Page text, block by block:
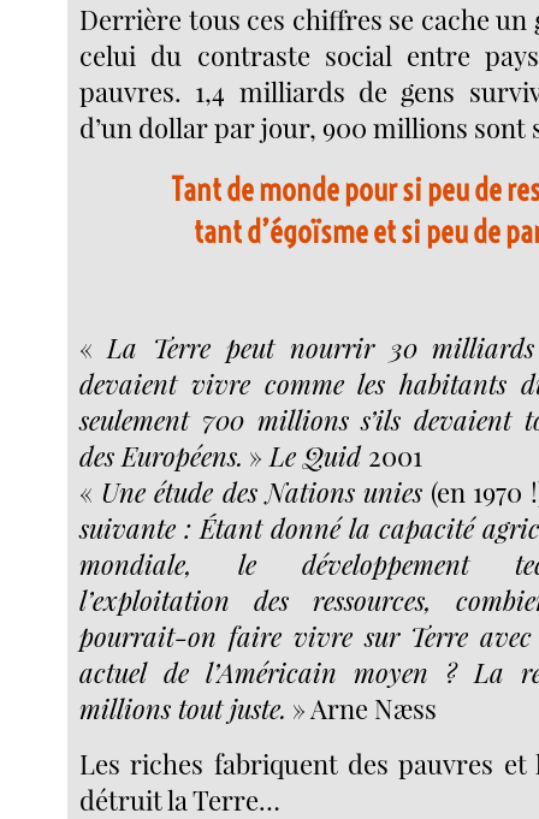
Derrière tous ces chiffres se cache un
celui du contraste social entre
pauvres. 1,4 milliards de gens
d’un dollar par jour, 900 millions sont
Tant de monde pour si peu de
tant d’égoïsme et si peu de
«La Terre peut nourrir 30 milliards
devaient vivre comme les habitants
seulement 700 millions s’ils devaient
des Européens. » Le Quid 2001
« Une étude des Nations unies (en 1970
suivante : Étant donné la capacité
mondiale, le développement
l’exploitation des ressources,
pourrait-on faire vivre sur Terre
actuel de l’Américain moyen ? La
millions tout juste. » Arne Næss
Les riches fabriquent des pauvres
détruit la Terre…